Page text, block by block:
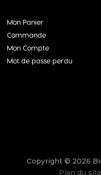
Mon Panier
Commande
Mon Compte
Mot de passe perdu
Copyright © 2026
Plan du site